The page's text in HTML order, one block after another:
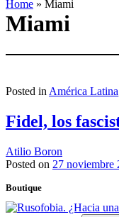
Home » Miami
Miami
Posted in América Latina
Fidel, los
Atilio Boron
Posted on 27 noviembre
Boutique